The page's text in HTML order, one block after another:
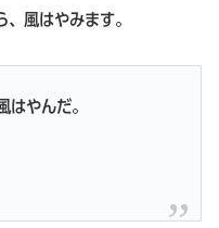
風はやみます。
はやんだ。